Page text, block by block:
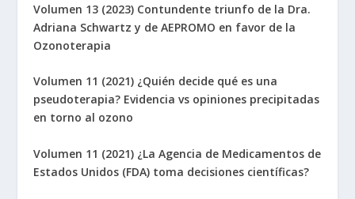
Volumen 13 (2023) Contundente triunfo de la Dra.
Adriana Schwartz y de AEPROMO en favor de la
Ozonoterapia
Volumen 11 (2021) ¿Quién decide qué es una
pseudoterapia? Evidencia vs opiniones precipitadas
en torno al ozono
Volumen 11 (2021) ¿La Agencia de Medicamentos de
Estados Unidos (FDA) toma decisiones científicas?